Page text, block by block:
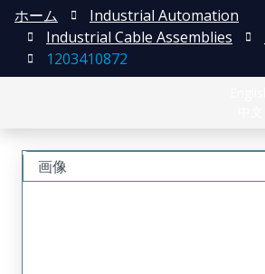
ホーム
Industrial Automation
Industrial Cable Assemblies
1203410872
画像